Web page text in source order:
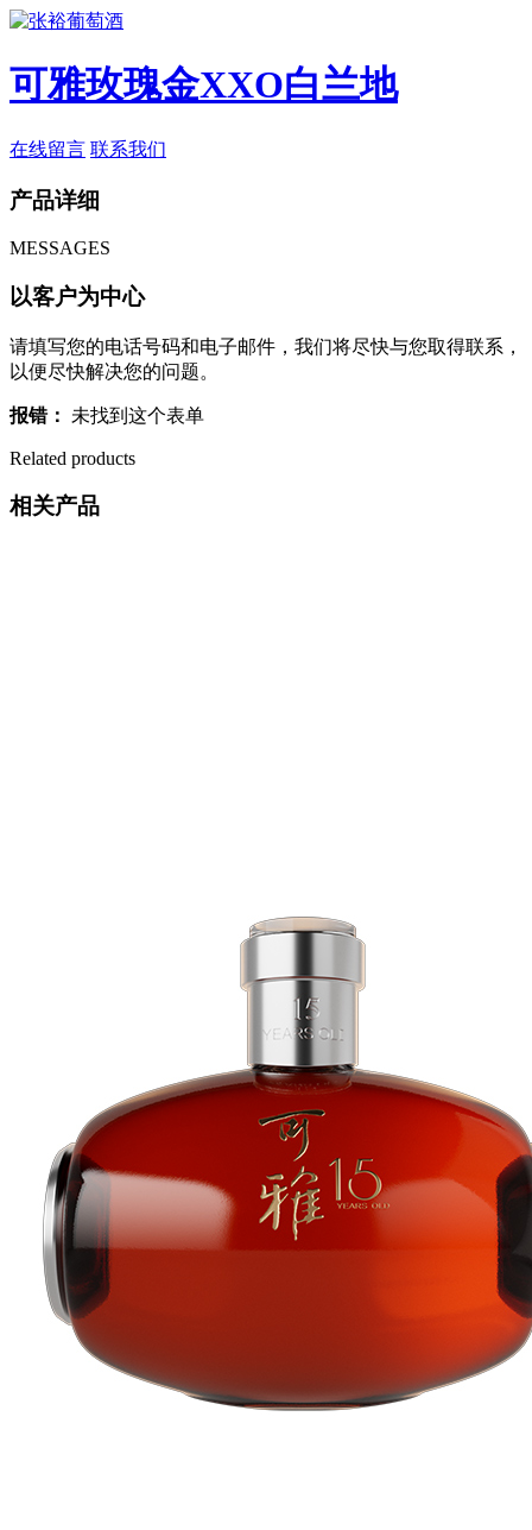
可雅玫瑰金XXO白兰地
在线留言 联系我们
产品详细
MESSAGES
以客户为中心
请填写您的电话号码和电子邮件，我们将尽快与您取得联系，
以便尽快解决您的问题。
报错： 未找到这个表单
Related products
相关产品